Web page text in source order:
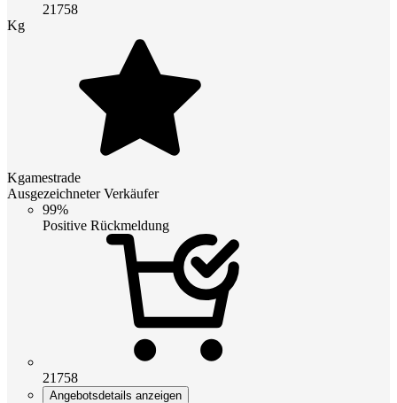
21758
Kg
Kgamestrade
Ausgezeichneter Verkäufer
99%
Positive Rückmeldung
21758
Angebotsdetails anzeigen